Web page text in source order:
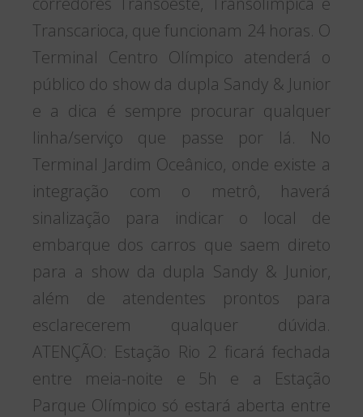
Transcarioca, que funcionam 24 horas. O
Terminal Centro Olímpico atenderá o
público do show da dupla Sandy & Junior
e a dica é sempre procurar qualquer
linha/serviço que passe por lá. No
Terminal Jardim Oceânico, onde existe a
integração com o metrô, haverá
sinalização para indicar o local de
embarque dos carros que saem direto
para a show da dupla Sandy & Junior,
além de atendentes prontos para
esclarecerem qualquer dúvida.
ATENÇÃO: Estação Rio 2 ficará fechada
entre meia-noite e 5h e a Estação
Parque Olímpico só estará aberta entre